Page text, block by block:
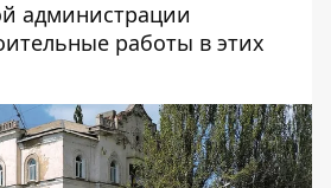
администрации
работы в этих